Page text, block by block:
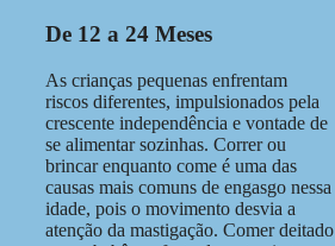
De 12 a 24 Meses
As crianças pequenas enfrentam
riscos diferentes, impulsionados pela
crescente independência e vontade de
se alimentar sozinhas. Correr ou
brincar enquanto come é uma das
causas mais comuns de engasgo nessa
idade, pois o movimento desvia a
atenção da mastigação. Comer deitado